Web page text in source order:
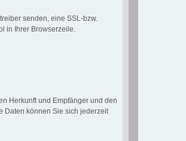
senden, eine SSL-bzw.
in Ihrer Browserzeile.
Herkunft und Empfänger und den
Daten können Sie sich jederzeit